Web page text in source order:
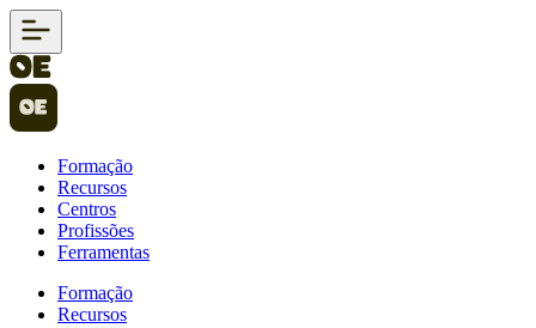
Formação
Recursos
Centros
Profissões
Ferramentas
Formação
Recursos